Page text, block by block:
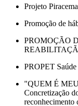
Projeto
Promoção de
PROMOÇÃO
PROPET
"QUEM É
Concretização
reconhecimento